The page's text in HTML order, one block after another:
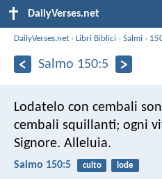
DailyVerses.net
DailyVerses.net ›Libri Biblici ›Salmi ›
Salmo 150:5
Lodatelo con cembali
cembali squillanti; ogni
Signore. Alleluia.
Salmo 150:5 culto lode